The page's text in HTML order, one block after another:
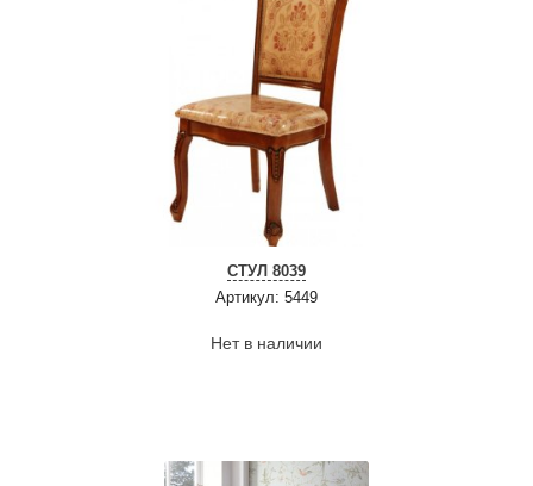
СТУЛ 8039
Артикул: 5449
Нет в наличии